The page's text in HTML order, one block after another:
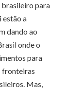
brasileiro para
estão a
dando ao
onde o
para
fronteiras
Mas,